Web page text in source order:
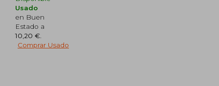
Usado
en Buen
Estado a
10,20 €
Comprar Usado